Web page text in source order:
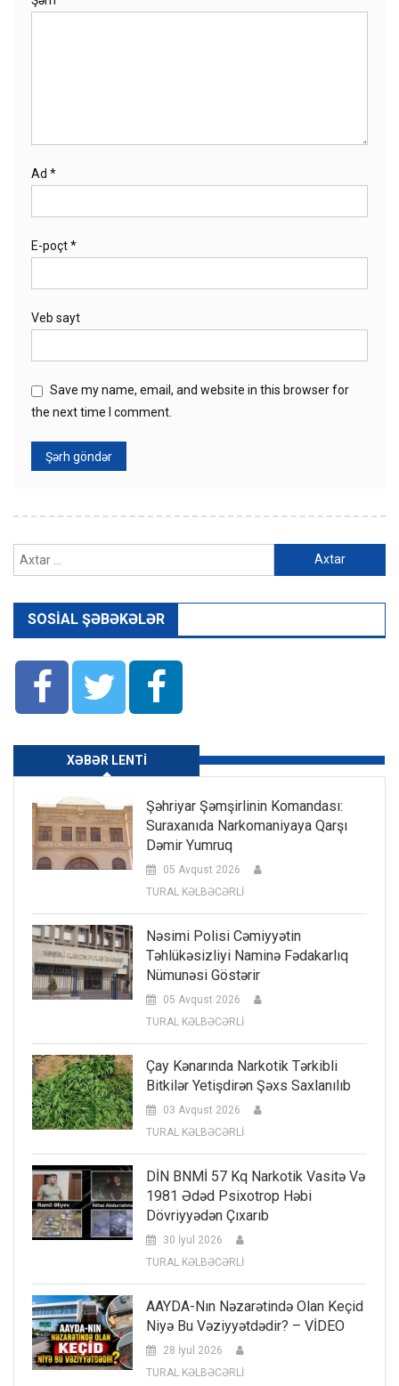
Ad *
E-poçt*
Veb sayt
Save my name, email, and website in this browser for
the next time I comment.
SOSIAL ŞƏBƏKƏLƏR
XƏBƏR LENTI
Şəhriyar Şəmşirlinin Komandası:
Suraxanıda Narkomaniyaya Qarşı
Dəmir Yumruq
05 Avqust 2026
TURAL KƏLBƏCƏRLİ
Nəsimi Polisi Cəmiyyətin
Təhlükəsizliyi Naminə Fədakarlıq
Nümunəsi Göstərir
05 Avqust 2026
TURAL KƏLBƏCƏRLİ
Çay Kənarında Narkotik Tərkibli
Bitkilər Yetişdirən Şəxs Saxlanılıb
03 Avqust 2026
TURAL KƏLBƏCƏRLİ
DİN BNMİ 57 Kq Narkotik Vasitə Və
1981 Ədəd Psixotrop Həbi
Dövriyyədən Çıxarıb
30 İyul 2026
TURAL KƏLBƏCƏRLİ
AAYDA-Nın Nəzarətində Olan Keçid
Niyə Bu Vəziyyətdədir? – VİDEO
28 İyul 2026
TURAL KƏLBƏCƏRLİ